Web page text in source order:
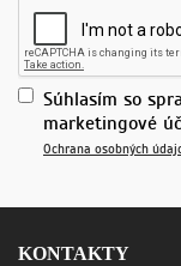
Súhlasím so
marketingové
Ochrana osobných
KONTAKTY